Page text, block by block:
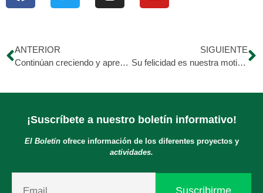
ANTERIOR
Continúan creciendo y aprendiendo
SIGUIENTE
Su felicidad es nuestra motivación
¡Suscríbete a nuestro boletín informativo!
El Boletínofrece información de los diferentes proyectos y
actividades.